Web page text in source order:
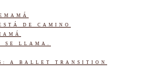
DE CAMINO
SE LLAMA.
A BALLET TRANSITION